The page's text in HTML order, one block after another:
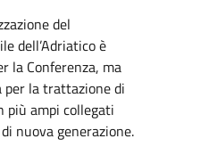
del
dell’Adriatico è
la Conferenza, ma
per la trattazione di
più ampi collegati
nuova generazione.